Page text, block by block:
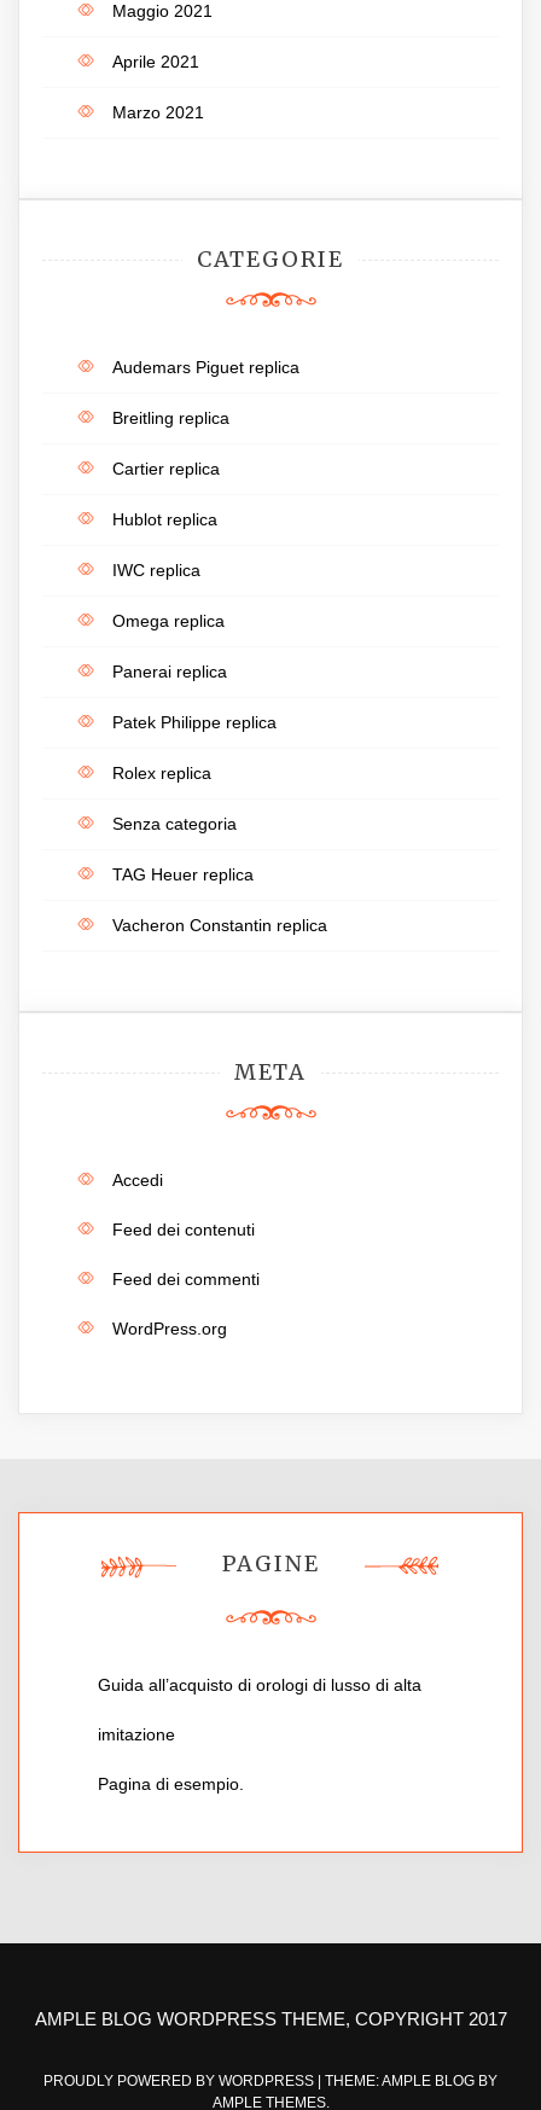
Maggio 2021
Aprile 2021
Marzo 2021
CATEGORIE
Audemars Piguet replica
Breitling replica
Cartier replica
Hublot replica
IWC replica
Omega replica
Panerai replica
Patek Philippe replica
Rolex replica
Senza categoria
TAG Heuer replica
Vacheron Constantin replica
META
Accedi
Feed dei contenuti
Feed dei commenti
WordPress.org
PAGINE
Guida all’acquisto di orologi di lusso di alta
imitazione
Pagina di esempio.
AMPLE BLOG WORDPRESS THEME, COPYRIGHT 2017
PROUDLY POWERED BY WORDPRESS | THEME: AMPLE BLOG BY
AMPLE THEMES.